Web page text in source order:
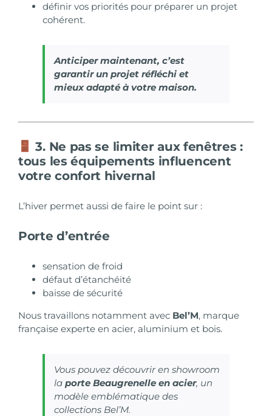
définir vos priorités pour préparer un projet
cohérent.
Anticiper maintenant, c’est
garantir un projet réfléchi et
mieux adapté à votre maison.
3. Ne pas se limiter aux fenêtres :
tous les équipements influencent
votre confort hivernal
L’hiver permet aussi de faire le point sur :
Porte d’entrée
sensation de froid
défaut d’étanchéité
baisse de sécurité
Nous travaillons notamment avec Bel’M, marque
française experte en acier, aluminium et bois.
Vous pouvez découvrir en showroom
la porte Beaugrenelle en acier, un
modèle emblématique des
collections Bel’M.